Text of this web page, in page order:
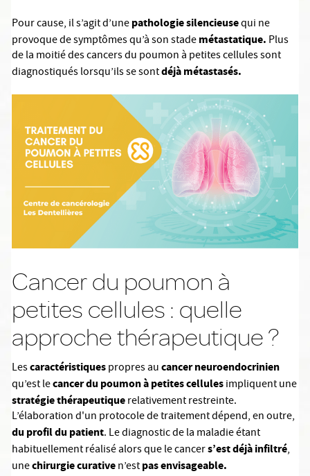
Pour cause, il s’agit d’unepathologie silencieusequi ne
provoque de symptômes qu’à son stademétastatique. Plus
de la moitié des cancers du poumon à petites cellules sont
diagnostiqués lorsqu’ils se sontdéjà métastasés.
Cancer du poumon à
petites cellules : quelle
approche thérapeutique ?
Lescaractéristiquespropres aucancer neuroendocrinien
qu’est lecancer du poumon à petites cellulesimpliquent une
stratégie thérapeutiquerelativement restreinte.
L’élaboration d'un protocole de traitement dépend, en outre,
du profil du patient. Le diagnostic de la maladie étant
habituellement réalisé alors que le cancers’est déjà infiltré,
unechirurgie curativen’estpas envisageable.